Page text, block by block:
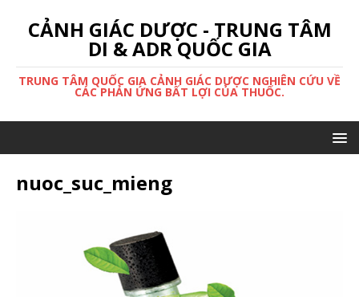
CẢNH GIÁC DƯỢC - TRUNG TÂM
DI & ADR QUỐC GIA
TRUNG TÂM QUỐC GIA CẢNH GIÁC DƯỢC NGHIÊN CỨU VỀ
CÁC PHẢN ỨNG BẤT LỢI CỦA THUỐC.
nuoc_suc_mieng